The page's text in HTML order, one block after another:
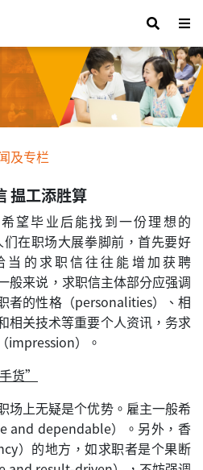
及专栏
揾工添胜算
望毕业后能找到一份理想的
们在职场大展拳脚前，首先要好
当的求职信往往能增加获聘
般来说，求职信主体部分应强调
者的性格（personalities）、相
相关技术等重要个人资讯，务求
impression）。
货”
场上无疑是个优势。雇主一般希
and dependable）。另外，香
）的地方，如求职者是个果断